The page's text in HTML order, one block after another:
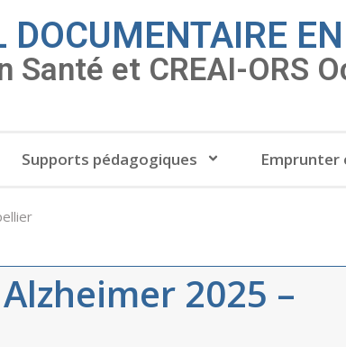
DOCUMENTAIRE
Santé et CREAI-ORS
Supports pédagogiques Emprunter
2025 –